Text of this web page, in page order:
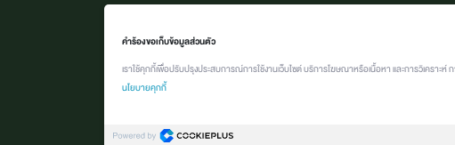
คำร้องขอเก็บข้อมูลส่วนตัว
เราใช้คุกกี้เพื่อปรับปรุงประสบการณ์การใช้งานเว็บไซต์ บริการโฆษณาหรือเนื้อหา และการวิเครา
นโยบายคุกกี้